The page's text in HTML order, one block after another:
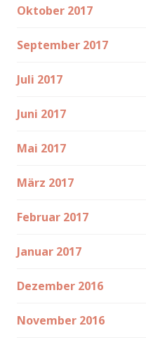
Oktober 2017
September 2017
Juli 2017
Juni 2017
Mai 2017
März 2017
Februar 2017
Januar 2017
Dezember 2016
November 2016